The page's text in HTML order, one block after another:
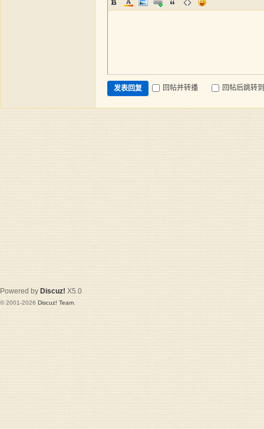
发表回复 回帖并转播 回帖后跳转
Powered by Discuz! X5.0
© 2001-2026 Discuz! Team